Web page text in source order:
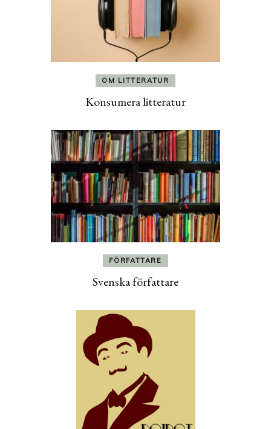
OM LITTERATUR
Konsumera litteratur
FÖRFATTARE
Svenska författare